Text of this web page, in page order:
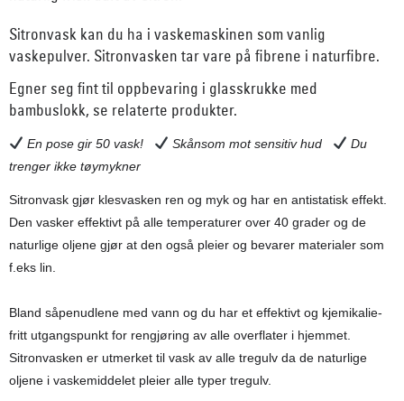
Sitronvask kan du ha i vaskemaskinen som vanlig
vaskepulver. Sitronvasken tar vare på fibrene i naturfibre.
Egner seg fint til oppbevaring i glasskrukke med
bambuslokk, se relaterte produkter.
En pose gir 50 vask! Skånsom mot sensitiv hud
Du
trenger ikke tøymykner
Sitronvask gjør klesvasken ren og myk og har en antistatisk effekt.
Den vasker effektivt på alle temperaturer over 40 grader og de
naturlige oljene gjør at den også pleier og bevarer materialer som
f.eks lin.
Bland såpenudlene med vann og du har et effektivt og kjemikalie-
fritt utgangspunkt for rengjøring av alle overflater i hjemmet.
Sitronvasken er utmerket til vask av alle tregulv da de naturlige
oljene i vaskemiddelet pleier alle typer tregulv.